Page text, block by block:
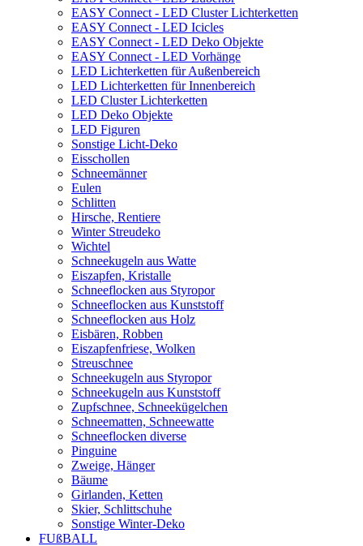
EASY Connect - LED Cluster Lichterketten
EASY Connect - LED Icicles
EASY Connect - LED Deko Objekte
EASY Connect - LED Vorhänge
LED Lichterketten für Außenbereich
LED Lichterketten für Innenbereich
LED Cluster Lichterketten
LED Deko Objekte
LED Figuren
Sonstige Licht-Deko
Eisschollen
Schneemänner
Eulen
Schlitten
Hirsche, Rentiere
Winter Streudeko
Wichtel
Schneekugeln aus Watte
Eiszapfen, Kristalle
Schneeflocken aus Styropor
Schneeflocken aus Kunststoff
Schneeflocken aus Holz
Eisbären, Robben
Eiszapfenfriese, Wolken
Streuschnee
Schneekugeln aus Styropor
Schneekugeln aus Kunststoff
Zupfschnee, Schneekügelchen
Schneematten, Schneewatte
Schneeflocken diverse
Pinguine
Zweige, Hänger
Bäume
Girlanden, Ketten
Skier, Schlittschuhe
Sonstige Winter-Deko
FUßBALL